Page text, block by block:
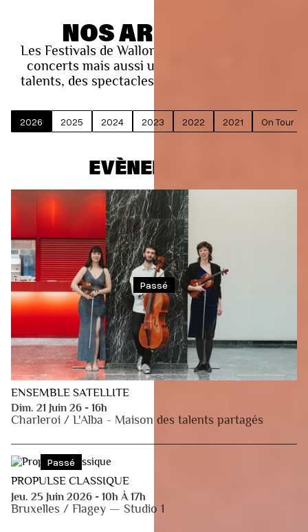
NOS ARCHIVES
Les Festivals de Wallonie, ce sont près de 150
concerts mais aussi une tournée, de jeunes
talents, des spectacles pour tous les publics !
2026 2025 2024 2023 2022 2021 On Tour
EVÈNEMENTS
Passé
ENSEMBLE SATELLITE
Dim. 21 Juin 26 - 16h
Charleroi / L'Alba - Maison des talents partagés
Passé
PROPULSE CLASSIQUE
Jeu. 25 Juin 2026 - 10h À 17h
Bruxelles / Flagey — Studio 1